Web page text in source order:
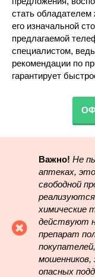
стать обладателем
его изначальной
предлагаемой
специалистом,
рекомендации по
гарантирует
Важно! Не
аптеках,
свободной
химические
действуют
препарат
опасных